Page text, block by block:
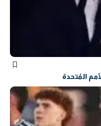
المُتحدة